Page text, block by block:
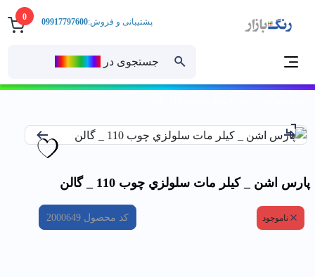
0
جستجوی در
پشتیبانی و فروش:09917797600
پارس اشن _ كيلر مات سلولزي چوب 110 _ گالن
ناموجود کد محصول 2000649